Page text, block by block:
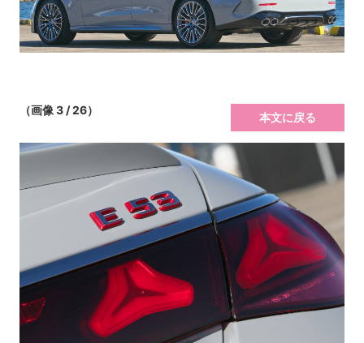
（画像 3 / 26）
本文に戻る